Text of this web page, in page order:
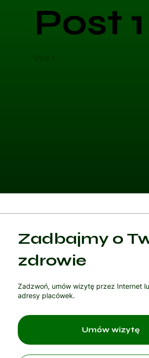
Post 1
Opis 1
Zadbajmy o
zdrowie
Zadzwoń, umów wizytę przez Internet
adresy placówek.
Umów wizytę